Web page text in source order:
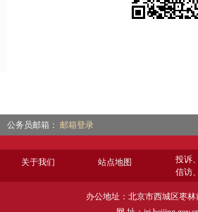
公务员邮箱： 邮箱登录
关于我们 站点地图
投诉
信访
办公地址：北京市西城区枣林